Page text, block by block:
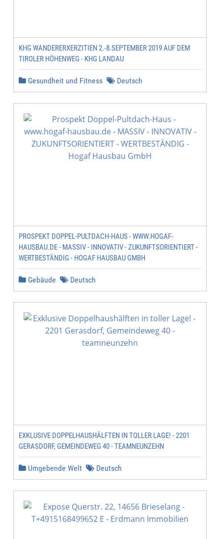
KHG WANDERERXERZITIEN 2.-8.SEPTEMBER 2019 AUF DEM
TIROLER HÖHENWEG - KHG LANDAU
Gesundheit und Fitness Deutsch
PROSPEKT DOPPEL-PULTDACH-HAUS - WWW.HOGAF-
HAUSBAU.DE - MASSIV - INNOVATIV - ZUKUNFTSORIENTIERT -
WERTBESTÄNDIG - HOGAF HAUSBAU GMBH
Gebäude Deutsch
EXKLUSIVE DOPPELHAUSHÄLFTEN IN TOLLER LAGE! - 2201
GERASDORF, GEMEINDEWEG 40 - TEAMNEUNZEHN
Umgebende Welt Deutsch